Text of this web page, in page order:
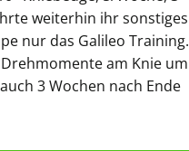
weiterhin ihr sonstiges
nur das Galileo Training.
am Knie um
3 Wochen nach Ende